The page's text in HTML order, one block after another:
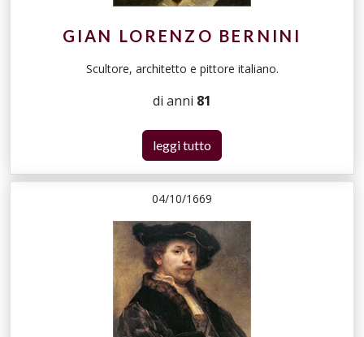
GIAN LORENZO BERNINI
Scultore, architetto e pittore italiano.
di anni 81
leggi tutto
04/10/1669